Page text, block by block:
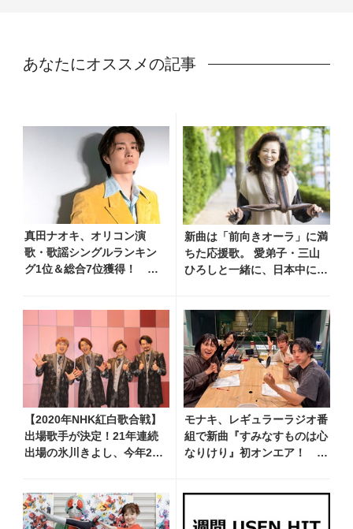
あなたにオススメの記事
真田ナオキ、オリコン演
歌・歌謡シングルランキン
グ1位＆総合7位獲得！ 夏
新曲は「前向きオーラ」に満
ちた応援歌。 愛弟子・三山
ひろしと一緒に、日本中に元
【2020年NHK紅白歌合戦】
出場歌手が決定！21年連続
出場の氷川きよし、今年20
モナキ、レギュラーラジオ番
組で新曲『すみなすものは心
なりけり』初オンエア！